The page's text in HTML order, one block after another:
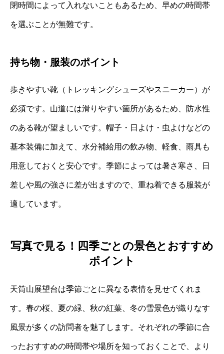
閉時間によって入れないこともあるため、早めの時間帯
を選ぶことが無難です。
持ち物・服装のポイント
歩きやすい靴（トレッキングシューズやスニーカー）が
必須です。山道には滑りやすい箇所があるため、防水性
のある靴が望ましいです。帽子・日よけ・虫よけなどの
基本装備に加えて、水分補給用の飲み物、軽食、雨具も
用意しておくと安心です。季節によっては暑さ寒さ、日
差しや風の強さに差が出ますので、重ね着できる服装が
適しています。
写真で見る！四季ごとの景色とおすすめ
ポイント
天筒山展望台は季節ごとに異なる表情を見せてくれま
す。春の桜、夏の緑、秋の紅葉、冬の雪景色が織りなす
風景が多くの訪問者を魅了します。それぞれの季節に合
ったおすすめの時間帯や場所を知っておくことで、より